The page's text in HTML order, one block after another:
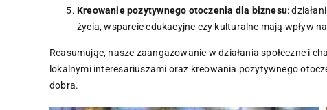
Kreowanie pozytywnego otoczenia dla biznesu:
życia, wsparcie edukacyjne czy kulturalne mają wpływ
Reasumując, nasze zaangażowanie w działania społeczne i
lokalnymi interesariuszami oraz kreowania pozytywnego
dobra.